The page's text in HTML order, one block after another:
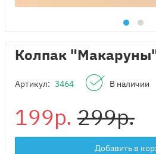
Колпак
Артикул: 3464 В наличии
199р. 299р.
Добавить в